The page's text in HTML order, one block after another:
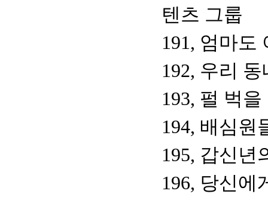
텐츠 그룹
191, 엄마도
192, 우리
193, 펄 벅
194, 배심원
195, 갑신년
196, 당신에